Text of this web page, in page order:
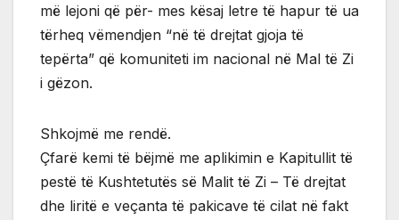
më lejoni që për- mes kësaj letre të hapur të ua
tërheq vëmendjen “në të drejtat gjoja të
tepërta” që komuniteti im nacional në Mal të Zi
i gëzon.
Shkojmë me rendë.
Çfarë kemi të bëjmë me aplikimin e Kapitullit të
pestë të Kushtetutës së Malit të Zi – Të drejtat
dhe liritë e veçanta të pakicave të cilat në fakt